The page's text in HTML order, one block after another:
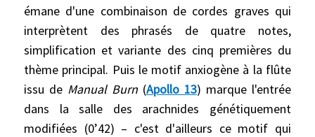
émane d'une combinaison de cordes graves qui
interprètent des phrasés de quatre notes,
simplification et variante des cinq premières du
thème principal. Puis le motif anxiogène à la flûte
issu de Manual Burn (Apollo 13) marque l'entrée
dans la salle des arachnides génétiquement
modifiées (0’42) – c'est d'ailleurs ce motif qui